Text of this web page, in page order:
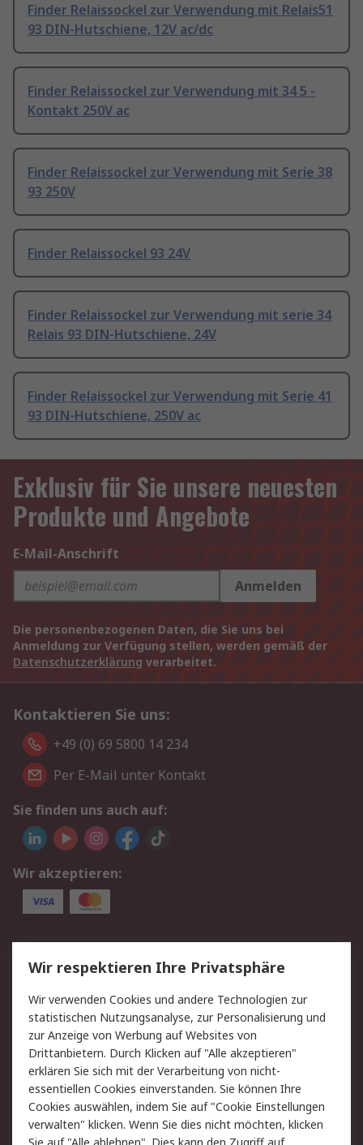
Finder Relaissockel zur Verwendung mit Relais51
93 DIN-Hutschiene, 12V ac/dc
Finder Relaissockel zur Verwendung mit 34 5 -
Kontakt 250V ac
Finder Relaissockel zur Verwendung mit Serie 38
93 250V
Finder Relaissockel 93 24V
Finder Relaissockel zur Verwendung mit serie 34
Relais 93 DIN-Hutschiene, 24V
Finder Relaissockel zur Verwendung mit Serie 41
93 DIN-Hutschiene, 250V ac
Exklusiv für Sie unsere neuesten
Produkte und Angebote
E-Mail-Anschrift
Anmelden
Die personenbezogenen Daten, die Sie uns bei
Anmeldung zur Verfügung stellen, werden gemäß der
Datenschutzerklärung verarbeitet.
Kontaktieren Sie uns:
+49 (0) 69 5800 14 234
Per E-Mail unter Kontakt
Sie finden uns auch auf:
Wir akzeptieren:
Service
Value Added Services
Lieferlösungen
Rücksendungen
Kontakt
Hilfe
Privatkunden
Rechtliches
AGB
Datenschutz
Cookie-Richtlinie
Zahlungsbedingungen
Copyright/Impressum
Entsorgung
Wir respektieren Ihre Privatsphäre
Wir verwenden Cookies und andere Technologien zur
statistischen Nutzungsanalyse, zur Personalisierung und
zur Anzeige von Werbung auf Websites von
Drittanbietern. Durch Klicken auf "Alle akzeptieren"
erklären Sie sich mit der Verarbeitung von nicht-
essentiellen Cookies einverstanden. Sie können Ihre
Cookies auswählen, indem Sie auf "Cookie Einstellungen
verwalten" klicken. Wenn Sie dies nicht möchten, klicken